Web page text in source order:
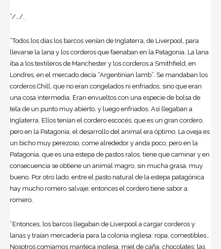
”/…/.
”Todos los días los barcos venían de Inglaterra, de Liverpool, para
llevarse la lana y los corderos que faenaban en la Patagonia. La lana
iba a los textileros de Manchester y los corderos a Smithfield, en
Londres, en el mercado decía “Argentinian lamb”. Se mandaban los
corderos Chill, que no eran congelados ni enfriados, sino que eran
una cosa intermedia. Eran envueltos con una especie de bolsa de
tela de un punto muy abierto, y luego enfriados. Así llegaban a
Inglaterra. Ellos tenían el cordero escocés, que es un gran cordero,
pero en la Patagonia, el desarrollo del animal era óptimo. La oveja es
un bicho muy perezoso, come alrededor y anda poco; pero en la
Patagonia, que es una estepa de pastos ralos, tiene que caminar y en
consecuencia se obtiene un animal magro, sin mucha grasa, muy
bueno. Por otro lado, entre el pasto natural de la estepa patagónica
hay mucho romero salvaje, entonces el cordero tiene sabor a
romero.
”Entonces, los barcos llegaban de Liverpool a cargar corderos y
lanas y traían mercadería para la colonia inglesa: ropa, comestibles…
Nosotros comíamos manteca inglesa, miel de caña, chocolates; las